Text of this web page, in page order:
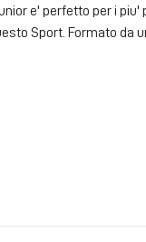
e' perfetto per i piu'
Sport. Formato da